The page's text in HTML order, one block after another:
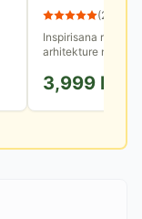
(2
Inspirisana remek-
arhitekture
fluidno
3,999 RSD